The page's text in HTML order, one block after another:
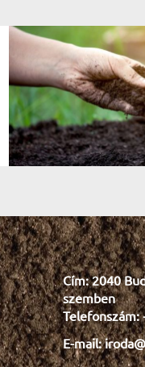
Minden
Leanderekre
grincsfa
gyökeres
ősz
díszkavics
virághagyma
virágvásár
pozsgás
Cím: 2040
szemben
Telefonszám:
E-mail: